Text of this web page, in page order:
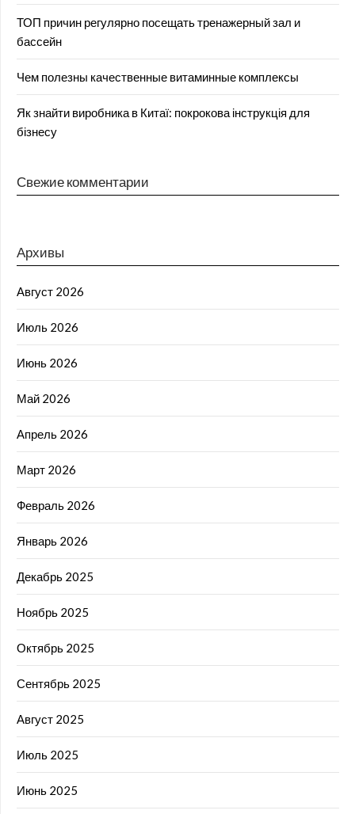
ТОП причин регулярно посещать тренажерный зал и
бассейн
Чем полезны качественные витаминные комплексы
Як знайти виробника в Китаї: покрокова інструкція для
бізнесу
Свежие комментарии
Архивы
Август 2026
Июль 2026
Июнь 2026
Май 2026
Апрель 2026
Март 2026
Февраль 2026
Январь 2026
Декабрь 2025
Ноябрь 2025
Октябрь 2025
Сентябрь 2025
Август 2025
Июль 2025
Июнь 2025